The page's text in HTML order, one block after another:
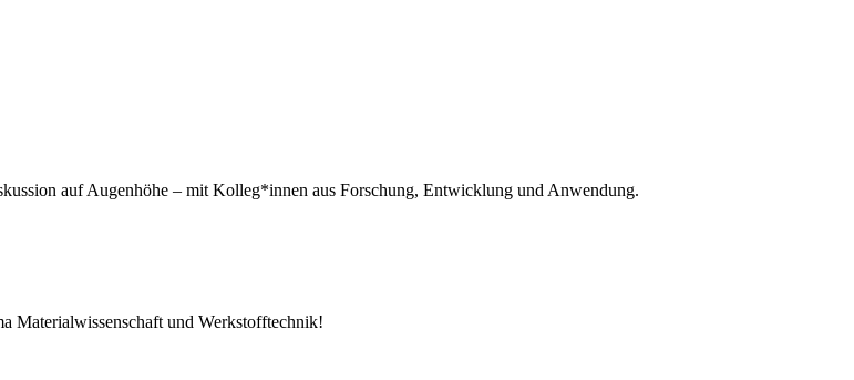
auf Augenhöhe – mit Kolleg*innen aus Forschung, Entwicklung und Anwendung.
Materialwissenschaft und Werkstofftechnik!